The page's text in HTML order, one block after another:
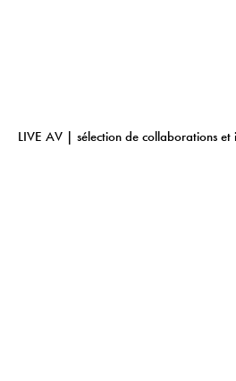
LIVE AV | sélection de collaborations et